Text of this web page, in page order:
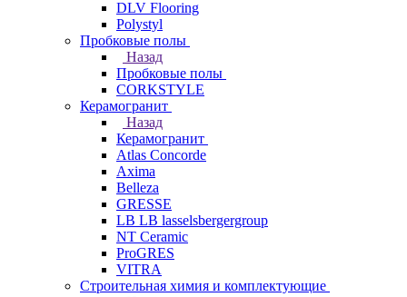
DLV Flooring
Polystyl
Пробковые полы
Назад
Пробковые полы
CORKSTYLE
Керамогранит
Назад
Керамогранит
Atlas Concorde
Axima
Belleza
GRESSE
LB LB lasselsbergergroup
NT Ceramic
ProGRES
VITRA
Строительная химия и комплектующие